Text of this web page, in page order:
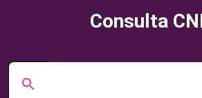
Consulta